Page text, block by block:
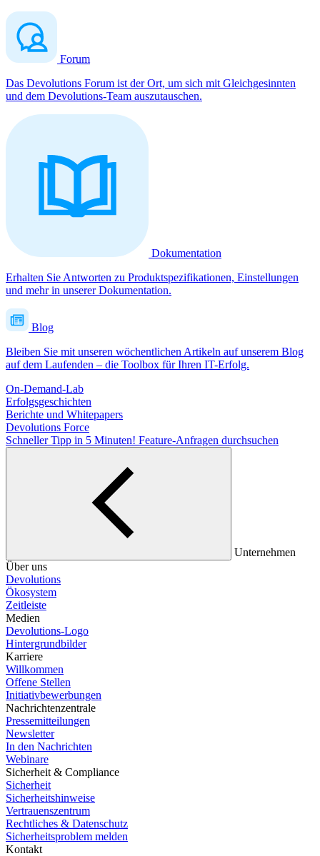
Forum
Das Devolutions Forum ist der Ort, um sich mit Gleichgesinnten
und dem Devolutions-Team auszutauschen.
Dokumentation
Erhalten Sie Antworten zu Produktspezifikationen, Einstellungen
und mehr in unserer Dokumentation.
Blog
Bleiben Sie mit unseren wöchentlichen Artikeln auf unserem Blog
auf dem Laufenden – die Toolbox für Ihren IT-Erfolg.
On-Demand-Lab
Erfolgsgeschichten
Berichte und Whitepapers
Devolutions Force
Schneller Tipp in 5 Minuten! Feature-Anfragen durchsuchen
Unternehmen
Über uns
Devolutions
Ökosystem
Zeitleiste
Medien
Devolutions-Logo
Hintergrundbilder
Karriere
Willkommen
Offene Stellen
Initiativbewerbungen
Nachrichtenzentrale
Pressemitteilungen
Newsletter
In den Nachrichten
Webinare
Sicherheit & Compliance
Sicherheit
Sicherheitshinweise
Vertrauenszentrum
Rechtliches & Datenschutz
Sicherheitsproblem melden
Kontakt